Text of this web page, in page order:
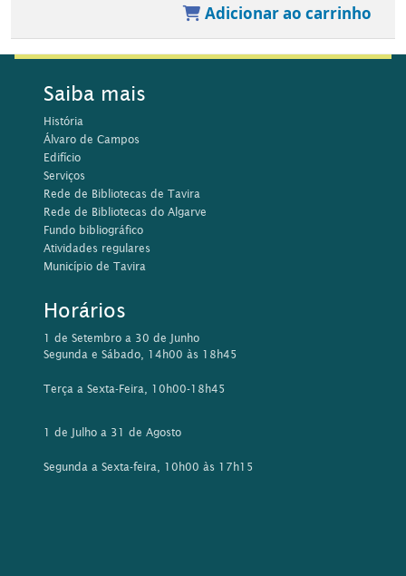
Adicionar ao carrinho
Saiba mais
História
Álvaro de Campos
Edifício
Serviços
Rede de Bibliotecas de Tavira
Rede de Bibliotecas do Algarve
Fundo bibliográfico
Atividades regulares
Município de Tavira
Horários
1 de Setembro a 30 de Junho
Segunda e Sábado, 14h00 às 18h45
Terça a Sexta-Feira, 10h00-18h45
1 de Julho a 31 de Agosto
Segunda a Sexta-feira, 10h00 às 17h15